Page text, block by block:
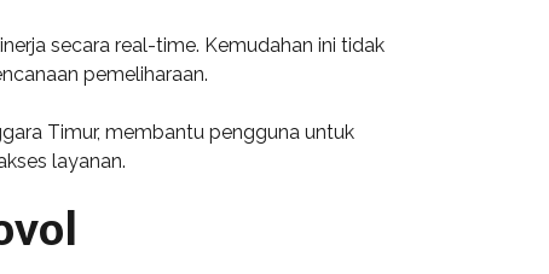
secara real-time. Kemudahan ini tidak
pemeliharaan.
Timur, membantu pengguna untuk
layanan.